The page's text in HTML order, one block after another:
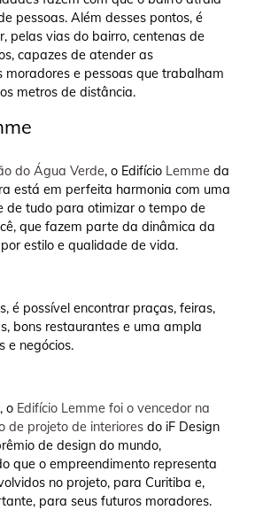
pessoas. Além desses pontos, é
pelas vias do bairro, centenas de
capazes de atender as
moradores e pessoas que trabalham
metros de distância.
do Água Verde, o Edifício Lemme da
está em perfeita harmonia com uma
de tudo para otimizar o tempo de
que fazem parte da dinâmica da
estilo e qualidade de vida.
é possível encontrar praças, feiras,
bons restaurantes e uma ampla
e negócios.
o Edifício Lemme foi o vencedor na
de projeto de interiores do iF Design
de design do mundo,
que o empreendimento representa
no projeto, para Curitiba e,
para seus futuros moradores.